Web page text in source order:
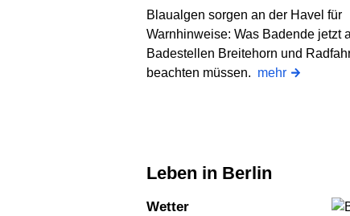
Blaualgen sorgen an der Havel für
Warnhinweise: Was Badende jetzt
Badestellen Breitehorn und
beachten müssen. mehr
Leben in Berlin
Wetter